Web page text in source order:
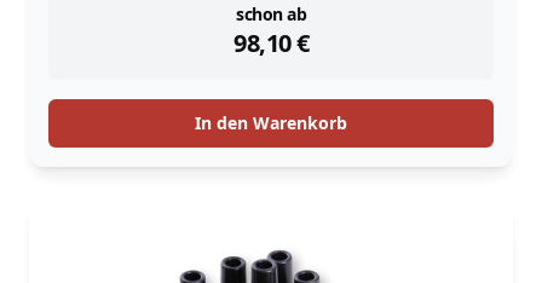
schon ab
98,10€
instock
In den Warenkorb